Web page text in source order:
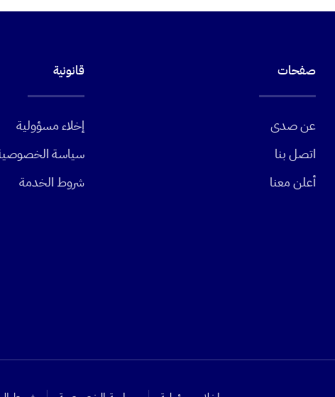
صفحات
عن صدى
اتصل بنا
أعلن معنا
قانونية
إخلاء مسؤولية
سياسة
شروط الخدمة